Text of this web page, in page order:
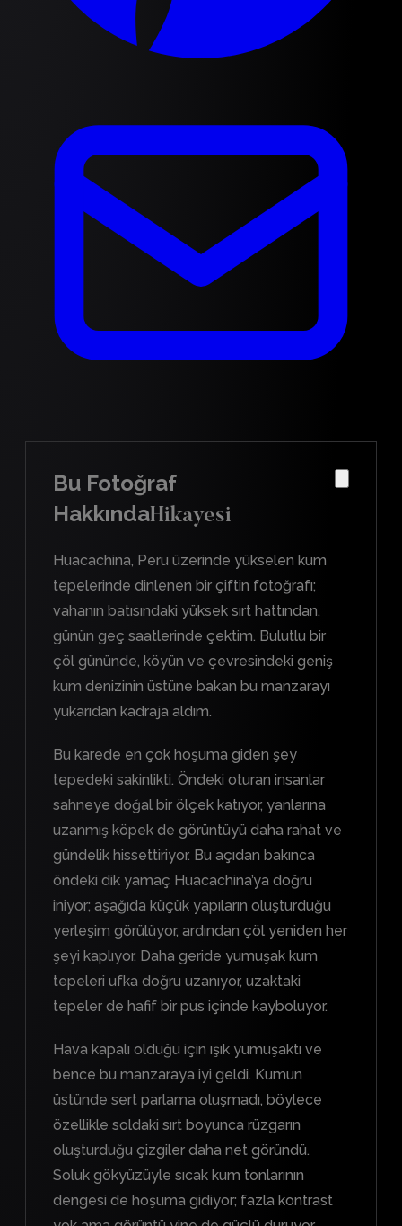
Bu Fotoğraf
HakkındaHikayesi
Huacachina, Peru üzerinde yükselen kum
tepelerinde dinlenen bir çiftin fotoğrafı;
vahanın batısındaki yüksek sırt hattından,
günün geç saatlerinde çektim. Bulutlu bir
çöl gününde, köyün ve çevresindeki geniş
kum denizinin üstüne bakan bu manzarayı
yukarıdan kadraja aldım.
Bu karede en çok hoşuma giden şey
tepedeki sakinlikti. Öndeki oturan insanlar
sahneye doğal bir ölçek katıyor, yanlarına
uzanmış köpek de görüntüyü daha rahat ve
gündelik hissettiriyor. Bu açıdan bakınca
öndeki dik yamaç Huacachina’ya doğru
iniyor; aşağıda küçük yapıların oluşturduğu
yerleşim görülüyor, ardından çöl yeniden her
şeyi kaplıyor. Daha geride yumuşak kum
tepeleri ufka doğru uzanıyor, uzaktaki
tepeler de hafif bir pus içinde kayboluyor.
Hava kapalı olduğu için ışık yumuşaktı ve
bence bu manzaraya iyi geldi. Kumun
üstünde sert parlama oluşmadı, böylece
özellikle soldaki sırt boyunca rüzgarın
oluşturduğu çizgiler daha net göründü.
Soluk gökyüzüyle sıcak kum tonlarının
dengesi de hoşuma gidiyor; fazla kontrast